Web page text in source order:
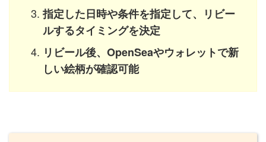
指定した日時や条件を指定して、リビー
ルするタイミングを決定
リビール後、OpenSeaやウォレットで新
しい絵柄が確認可能